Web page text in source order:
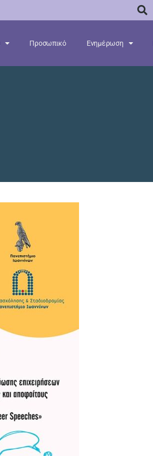
Προσωπικό Ενημέρωση